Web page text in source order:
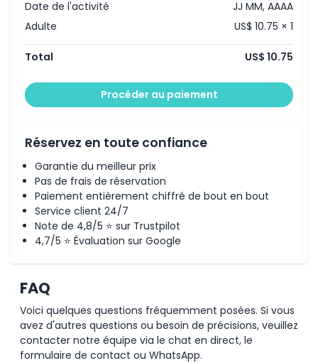
Politique d'annulation
Date de l'activité
JJ MM, AAAA
Adulte
US$ 10.75 × 1
Total US$ 10.75
Procéder au paiement
Réservez en toute confiance
Garantie du meilleur prix
Pas de frais de réservation
Paiement entièrement chiffré de bout en bout
Service client 24/7
Note de 4,8/5 ⭐ sur Trustpilot
4,7/5 ⭐ Évaluation sur Google
FAQ
Voici quelques questions fréquemment posées. Si vous
avez d'autres questions ou besoin de précisions, veuillez
contacter notre équipe via le chat en direct, le
formulaire de contact ou WhatsApp.